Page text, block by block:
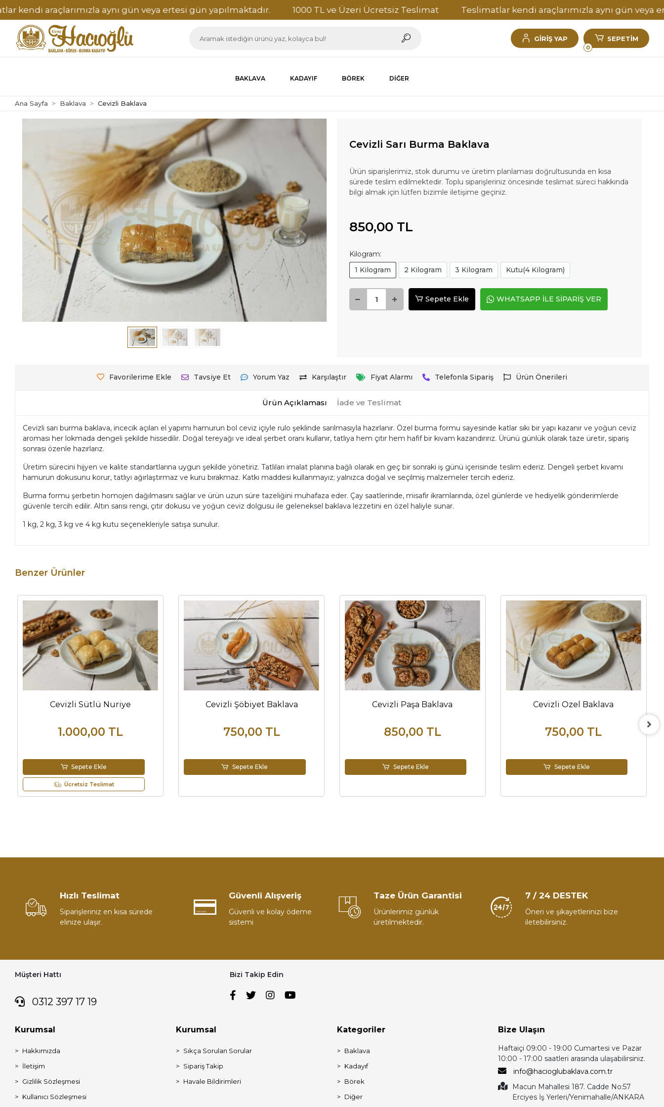
araçlarımızla aynı gün veya ertesi gün yapılmaktadır. 1000 TL ve Üzeri Ücretsiz Teslimat Teslimatlar kendi araçlarımızla aynı gün veya ertesi
GİRİŞ YAP
0
SEPETİM
BAKLAVA KADAYIF BÖREK DIĞER
Ana Sayfa Baklava Cevizli Baklava
Cevizli Sarı Burma Baklava
Ürün siparişlerimiz, stok durumu ve üretim planlaması doğrultusunda en kısa
sürede teslim edilmektedir. Toplu siparişleriniz öncesinde teslimat süreci hakkında
bilgi almak için lütfen bizimle iletişime geçiniz.
850,00 TL
Kilogram:
1 Kilogram
2 Kilogram 3 Kilogram Kutu(4 Kilogram)
Sepete Ekle WHATSAPP İLE SİPARİŞ VER
Favorilerime Ekle Tavsiye Et Yorum Yaz Karşılaştır Fiyat Alarmı Telefonla Sipariş Ürün Önerileri
Ürün Açıklaması İade ve Teslimat
Cevizli sarı burma baklava, incecik açılan el yapımı hamurun bol ceviz içiyle rulo şeklinde sarılmasıyla hazırlanır. Özel burma formu sayesinde katlar sıkı bir yapı kazanır ve yoğun ceviz
aroması her lokmada dengeli şekilde hissedilir. Doğal tereyağı ve ideal şerbet oranı kullanır, tatlıya hem çıtır hem hafif bir kıvam kazandırırız. Ürünü günlük olarak taze üretir, sipariş
sonrası özenle hazırlarız.
Üretim sürecini hijyen ve kalite standartlarına uygun şekilde yönetiriz. Tatlıları imalat planına bağlı olarak en geç bir sonraki iş günü içerisinde teslim ederiz. Dengeli şerbet kıvamı
hamurun dokusunu korur, tatlıyı ağırlaştırmaz ve kuru bırakmaz. Katkı maddesi kullanmayız; yalnızca doğal ve seçilmiş malzemeler tercih ederiz.
Burma formu şerbetin homojen dağılmasını sağlar ve ürün uzun süre tazeliğini muhafaza eder. Çay saatlerinde, misafir ikramlarında, özel günlerde ve hediyelik gönderimlerde
güvenle tercih edilir. Altın sarısı rengi, çıtır dokusu ve yoğun ceviz dolgusu ile geleneksel baklava lezzetini en özel haliyle sunar.
1 kg, 2 kg, 3 kg ve 4 kg kutu seçenekleriyle satışa sunulur.
Benzer Ürünler
Cevizli Sütlü Nuriye
1.000,00 TL
Sepete Ekle
Ücretsiz Teslimat
Cevizli Şöbiyet Baklava
750,00 TL
Sepete Ekle
Cevizli Paşa Baklava
850,00 TL
Sepete Ekle
Cevizli Özel Baklava
750,00 TL
Sepete Ekle
Hızlı Teslimat
Siparişleriniz en kısa sürede
elinize ulaşır.
Güvenli Alışveriş
Güvenli ve kolay ödeme
sistemi
Taze Ürün Garantisi
Ürünlerimiz günlük
üretilmektedir.
7 / 24 DESTEK
Öneri ve şikayetlerinizi bize
iletebilirsiniz.
Müşteri Hattı
0312 397 17 19
Bizi Takip Edin
Kurumsal
Hakkımızda
İletişim
Gizlilik Sözleşmesi
Kullanıcı Sözleşmesi
Kurumsal
Sıkça Sorulan Sorular
Sipariş Takip
Havale Bildirimleri
Kategoriler
Baklava
Kadayıf
Börek
Diğer
Bize Ulaşın
Haftaiçi 09:00 - 19:00 Cumartesi ve Pazar
10:00 - 17:00 saatleri arasında ulaşabilirsiniz.
info@hacioglubaklava.com.tr
Macun Mahallesi 187. Cadde No:57
Erciyes İş Yerleri/Yenimahalle/ANKARA